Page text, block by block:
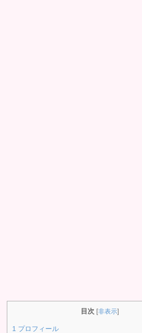
目次 [非表示]
1 プロフィール